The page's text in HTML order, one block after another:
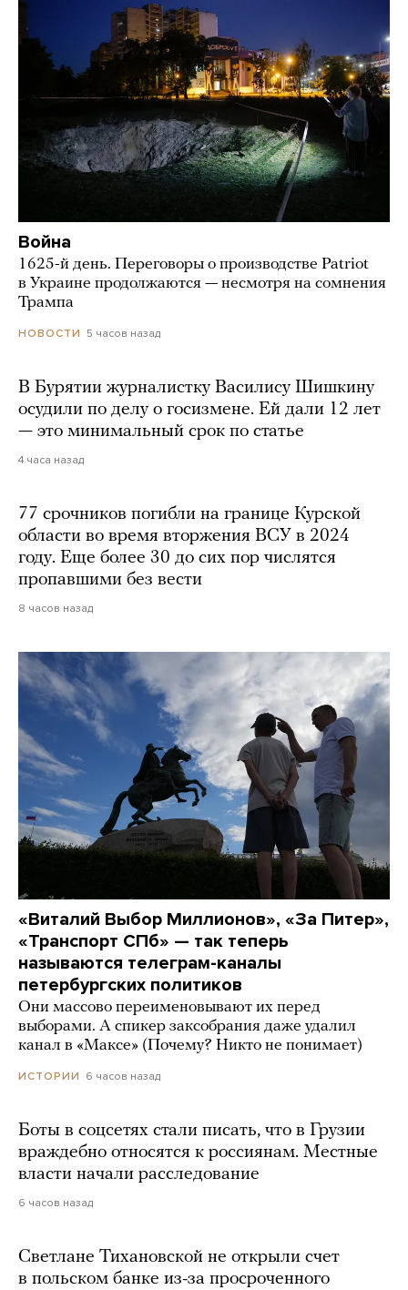
Война
1625-й день. Переговоры о производстве Patriot
в Украине продолжаются — несмотря на сомнения
Трампа
НОВОСТИ 5 часов назад
В Бурятии журналистку Василису Шишкину
осудили по делу о госизмене. Ей дали 12 лет
— это минимальный срок по статье
4 часа назад
77 срочников погибли на границе Курской
области во время вторжения ВСУ в 2024
году. Еще более 30 до сих пор числятся
пропавшими без вести
8 часов назад
«Виталий Выбор Миллионов», «За Питер»,
«Транспорт СПб» — так теперь
называются телеграм-каналы
петербургских политиков
Они массово переименовывают их перед
выборами. А спикер заксобрания даже удалил
канал в «Максе» (Почему? Никто не понимает)
ИСТОРИИ 6 часов назад
Боты в соцсетях стали писать, что в Грузии
враждебно относятся к россиянам. Местные
власти начали расследование
6 часов назад
Светлане Тихановской не открыли счет
в польском банке из-за просроченного